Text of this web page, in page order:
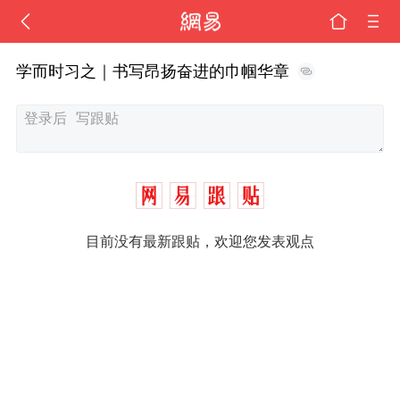
学而时习之｜书写昂扬奋进的巾帼华章
目前没有最新跟贴，欢迎您发表观点